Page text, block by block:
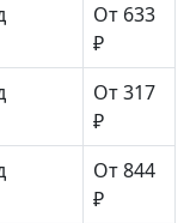
От 633
₽
От 317
₽
От 844
₽